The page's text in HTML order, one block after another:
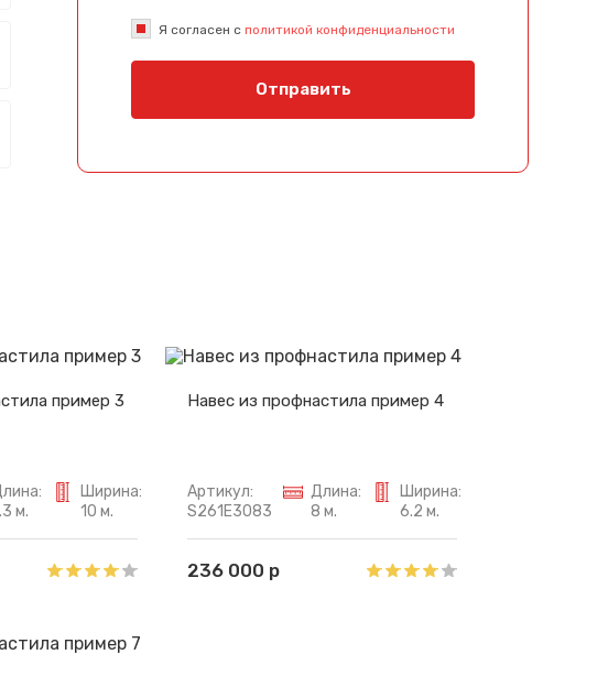
Я согласен с политикой конфиденциальности
Отправить
пример 3
м.
Ширина:
10 м.
Навес из профнастила пример 4
Артикул:
S261E3083
Длина:
8 м.
Ширина:
6.2 м.
236 000 р